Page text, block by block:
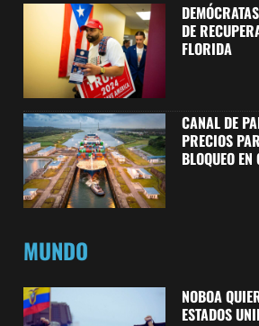
DE
FLORIDA
CANAL DE
PRECIOS
BLOQUEO
MUNDO
NOBOA
ESTADOS